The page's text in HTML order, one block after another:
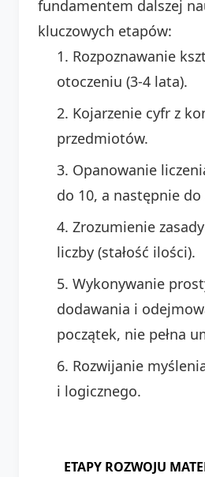
fundamentem dalszej
kluczowych etapów:
Rozpoznawanie
otoczeniu (3-4 lata).
Kojarzenie cyfr z
przedmiotów.
Opanowanie
do 10, a następnie do
Zrozumienie
liczby (stałość ilości).
Wykonywanie
dodawania i
początek, nie pełna
Rozwijanie
i logicznego.
ETAPY ROZWOJU